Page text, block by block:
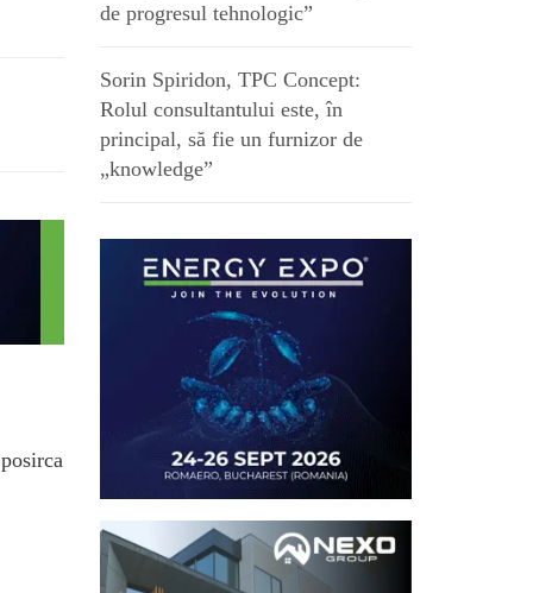
de progresul tehnologic”
Sorin Spiridon, TPC Concept:
Rolul consultantului este, în
principal, să fie un furnizor de
„knowledge”